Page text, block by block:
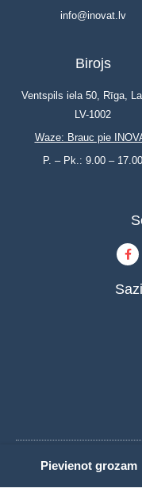
Pievienot grozam
info@inovat.lv
Birojs
Ventspils iela 50, Rīga,
LV-1002
Waze: Brauc pie
P. – Pk.: 9.00 – 17.00
© Copyright 2023 | INOVAT |